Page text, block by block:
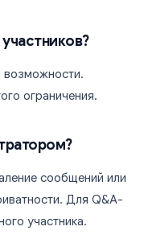
возможности.
ограничения.
сообщений или
Для Q&A-
участника.